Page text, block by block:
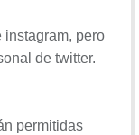
instagram, pero
de twitter.
permitidas